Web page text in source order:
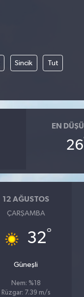
Sincik Tut
EN
26
12 AĞUSTOS
ÇARŞAMBA
32°
Güneşli
Nem: %18
Rüzgar: 7.39 m/s